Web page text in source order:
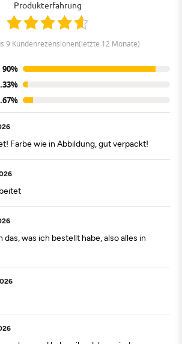
Produkterfahrung
9 Kundenrezensionen(letzte 12 Monate)
90%
Farbe wie in Abbildung, gut verpackt!
was ich bestellt habe, also alles in